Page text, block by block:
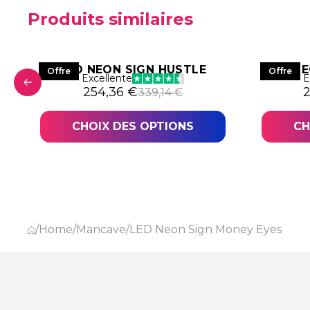
Produits similaires
€.
€.
OffreLED NEON SIGN HUSTLE
Excellente
339,14€
Le prix initial était : 339,14 €.
254,36 €
Le prix actuel est : 254,36 €.
CHOIX DES OPTIONS
Offre
LED
/Home/Mancave/LED Neon Sign Money Eyes